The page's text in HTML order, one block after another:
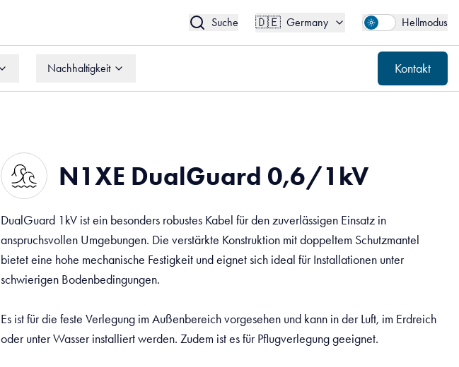
Suche 🇩🇪 Germany Hellmodus
Nachhaltigkeit Kontakt
Germany Kontakt
N1XE DualGuard 0,6/1kV
DualGuard 1kV ist ein besonders robustes Kabel für den zuverlässigen Einsatz in
anspruchsvollen Umgebungen. Die verstärkte Konstruktion mit doppeltem Schutzmantel
bietet eine hohe mechanische Festigkeit und eignet sich ideal für Installationen unter
schwierigen Bodenbedingungen.
Es ist für die feste Verlegung im Außenbereich vorgesehen und kann in der Luft, im Erdreich
oder unter Wasser installiert werden. Zudem ist es für Pflugverlegung geeignet.